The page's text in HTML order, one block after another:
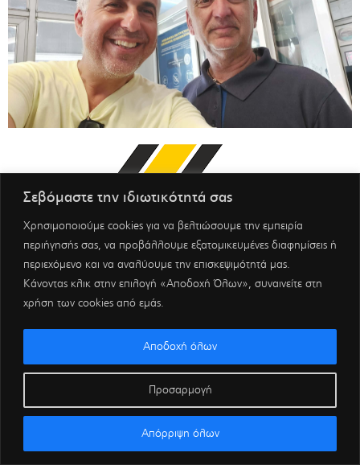
Σεβόμαστε την ιδιωτικότητά σας
Χρησιμοποιούμε cookies για να βελτιώσουμε την εμπειρία
περιήγησής σας, να προβάλλουμε εξατομικευμένες διαφημίσεις ή
περιεχόμενο και να αναλύουμε την επισκεψιμότητά μας.
Κάνοντας κλικ στην επιλογή «Αποδοχή Όλων», συναινείτε στη
χρήση των cookies από εμάς.
Προσαρμογή
Απόρριψη όλων
Αποδοχή όλων